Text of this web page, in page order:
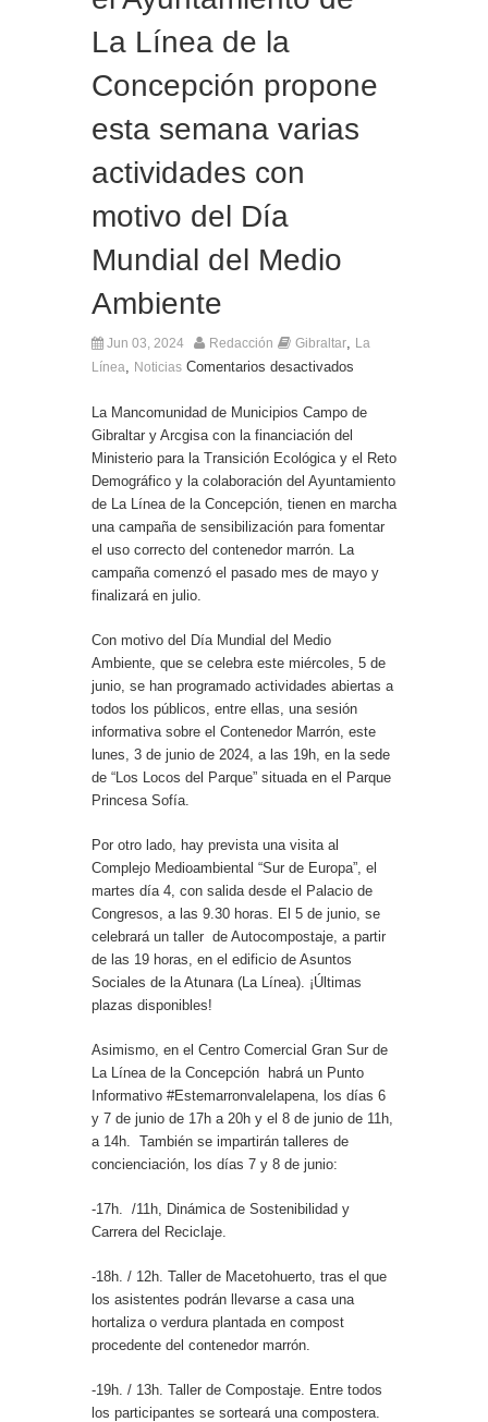
La Línea de la
Concepción propone
esta semana varias
actividades con
motivo del Día
Mundial del Medio
Ambiente
Jun 03, 2024 Redacción Gibraltar, La
Línea, Noticias Comentarios desactivados
La Mancomunidad de Municipios Campo de
Gibraltar y Arcgisa con la financiación del
Ministerio para la Transición Ecológica y el Reto
Demográfico y la colaboración del Ayuntamiento
de La Línea de la Concepción, tienen en marcha
una campaña de sensibilización para fomentar
el uso correcto del contenedor marrón. La
campaña comenzó el pasado mes de mayo y
finalizará en julio.
Con motivo del Día Mundial del Medio
Ambiente, que se celebra este miércoles, 5 de
junio, se han programado actividades abiertas a
todos los públicos, entre ellas, una sesión
informativa sobre el Contenedor Marrón, este
lunes, 3 de junio de 2024, a las 19h, en la sede
de “Los Locos del Parque” situada en el Parque
Princesa Sofía.
Por otro lado, hay prevista una visita al
Complejo Medioambiental “Sur de Europa”, el
martes día 4, con salida desde el Palacio de
Congresos, a las 9.30 horas. El 5 de junio, se
celebrará un taller de Autocompostaje, a partir
de las 19 horas, en el edificio de Asuntos
Sociales de la Atunara (La Línea). ¡Últimas
plazas disponibles!
Asimismo, en el Centro Comercial Gran Sur de
La Línea de la Concepción habrá un Punto
Informativo #Estemarronvalelapena, los días 6
y 7 de junio de 17h a 20h y el 8 de junio de 11h,
a 14h. También se impartirán talleres de
concienciación, los días 7 y 8 de junio:
-17h. /11h, Dinámica de Sostenibilidad y
Carrera del Reciclaje.
-18h. / 12h. Taller de Macetohuerto, tras el que
los asistentes podrán llevarse a casa una
hortaliza o verdura plantada en compost
procedente del contenedor marrón.
-19h. / 13h. Taller de Compostaje. Entre todos
los participantes se sorteará una compostera.